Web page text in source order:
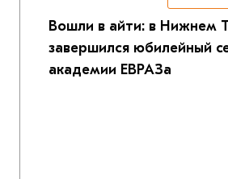
Вошли в айти: в Нижнем
завершился юбилейный
академии ЕВРАЗа